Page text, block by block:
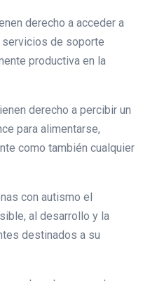
derecho a acceder a
de soporte
productiva en la
derecho a percibir un
para alimentarse,
como también cualquier
con autismo el
al desarrollo y la
destinados a su